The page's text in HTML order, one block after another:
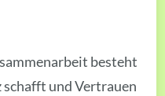
besteht
schafft und Vertrauen